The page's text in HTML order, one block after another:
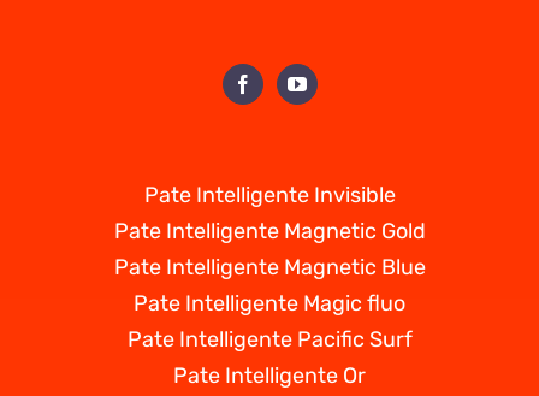
Pate Intelligente Invisible
Pate Intelligente Magnetic Gold
Pate Intelligente Magnetic Blue
Pate Intelligente Magic fluo
Pate Intelligente Pacific Surf
Pate Intelligente Or